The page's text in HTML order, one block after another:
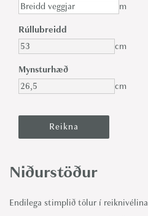
m
Rúllubreidd
cm
Mynsturhæð
cm
Niðurstöður
Endilega stimplið tölur í reiknivélina